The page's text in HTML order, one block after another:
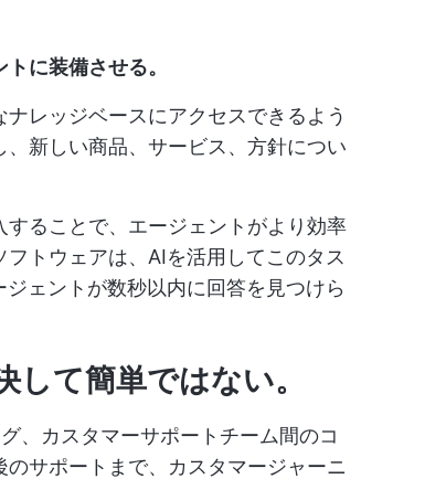
に装備させる。
レッジベースにアクセスできるよう
新しい商品、サービス、方針につい
ることで、エージェントがより効率
トウェアは、AIを活用してこのタス
ェントが数秒以内に回答を見つけら
して簡単ではない。
、カスタマーサポートチーム間のコ
サポートまで、カスタマージャーニ